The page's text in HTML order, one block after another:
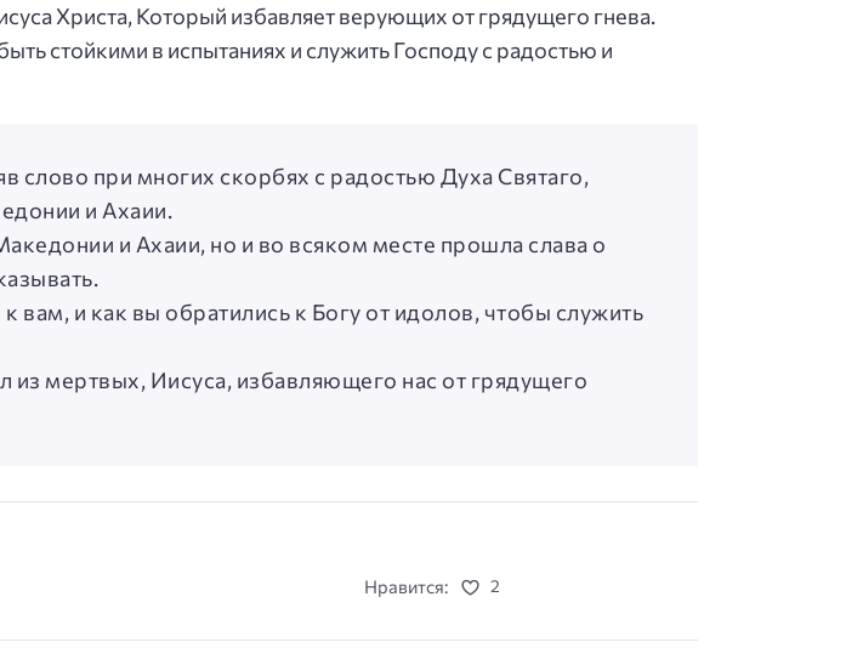
Христа, Который избавляет верующих от грядущего гнева.
стойкими в испытаниях и служить Господу с радостью и
слово при многих скорбях с радостью Духа Святаго,
и Ахаии.
и Ахаии, но и во всяком месте прошла слава о
и как вы обратились к Богу от идолов, чтобы служить
мертвых, Иисуса, избавляющего нас от грядущего
Нравится:
2